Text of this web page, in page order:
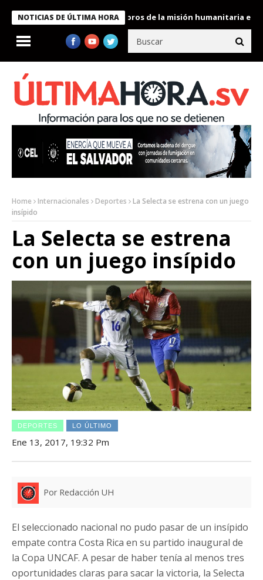
NOTICIAS DE ÚLTIMA HORA
Bukele condecora a miembros de la misión humanitaria enviada
Home Internacionales Deportes
La Selecta se estrena con un juego
insípido
La Selecta se estrena
con un juego insípido
DEPORTES LO ÚLTIMO
Ene 13, 2017, 19:32 Pm
Por Redacción UH
El seleccionado nacional no pudo pasar de un insípido
empate contra Costa Rica en su partido inaugural de
la Copa UNCAF. A pesar de haber tenía al menos tres
oportunidades claras para sacar la victoria, la Selecta